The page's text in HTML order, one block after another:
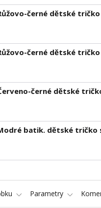
černé dětské
černé dětské
černé dětské
batik. dětské tričko
Parametry